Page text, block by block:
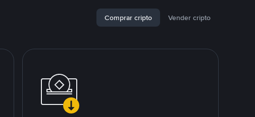
Comprar cripto Vender cripto